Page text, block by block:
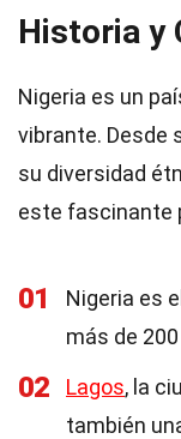
Historia y
Nigeria es un
vibrante. Desde
su diversidad
este fascinante
01
Nigeria es
más de
02 Lagos, la
también